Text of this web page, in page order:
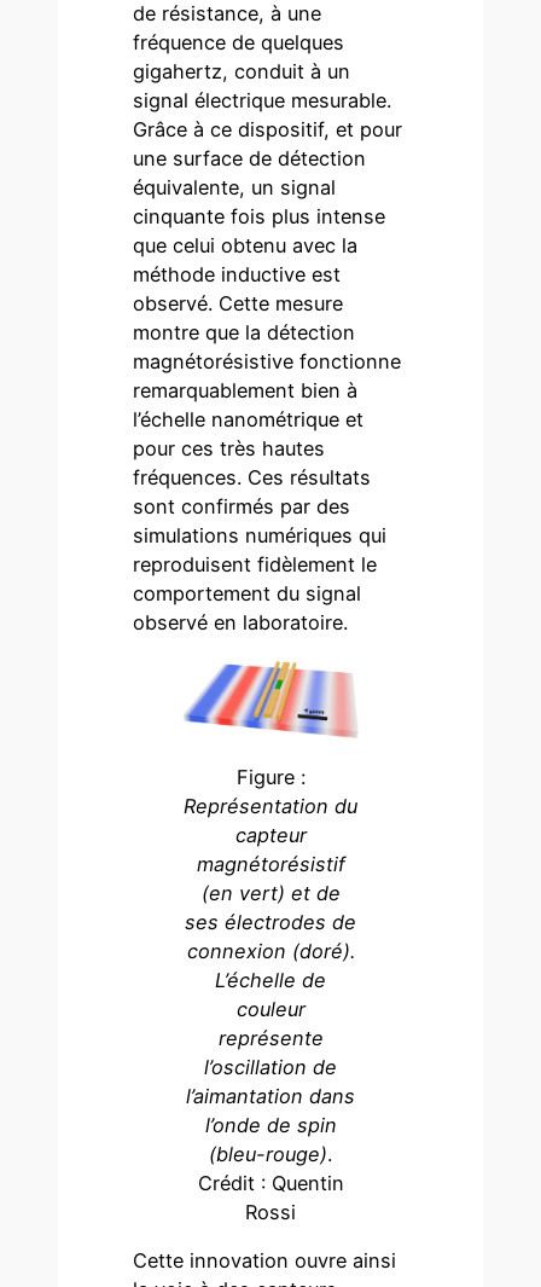
de résistance, à une
fréquence de quelques
gigahertz, conduit à un
signal électrique mesurable.
Grâce à ce dispositif, et pour
une surface de détection
équivalente, un signal
cinquante fois plus intense
que celui obtenu avec la
méthode inductive est
observé. Cette mesure
montre que la détection
magnétorésistive fonctionne
remarquablement bien à
l’échelle nanométrique et
pour ces très hautes
fréquences. Ces résultats
sont confirmés par des
simulations numériques qui
reproduisent fidèlement le
comportement du signal
observé en laboratoire.
Figure :
Représentation du
capteur
magnétorésistif
(en vert) et de
ses électrodes de
connexion (doré).
L’échelle de
couleur
représente
l’oscillation de
l’aimantation dans
l’onde de spin
(bleu-rouge).
Crédit : Quentin
Rossi
Cette innovation ouvre ainsi